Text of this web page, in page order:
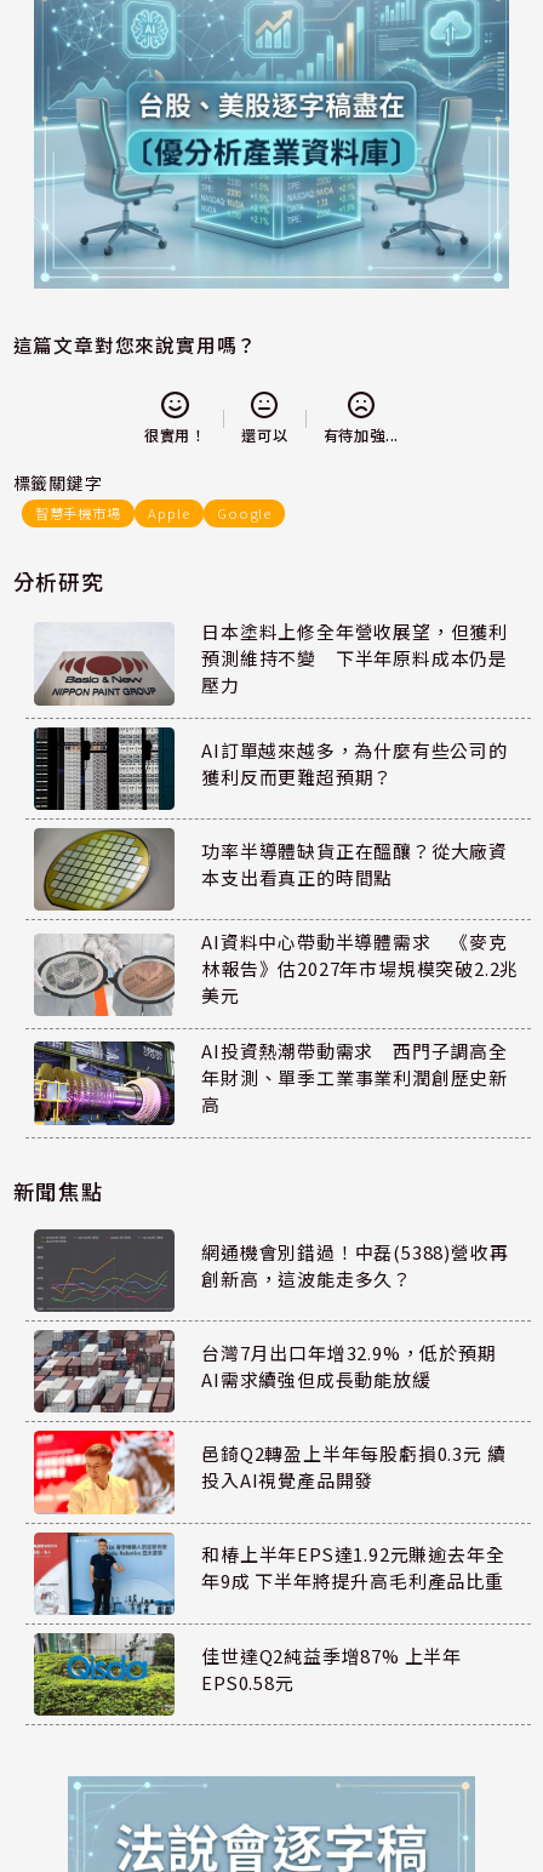
這篇文章對您來說實用嗎？
很實用！ 還可以 有待加強...
標籤關鍵字
智慧手機市場 Apple Google
分析研究
日本塗料上修全年營收展望，但獲利
預測維持不變 下半年原料成本仍是
壓力
AI訂單越來越多，為什麼有些公司的
獲利反而更難超預期？
功率半導體缺貨正在醞釀？從大廠資
本支出看真正的時間點
AI資料中心帶動半導體需求 《麥克
林報告》估2027年市場規模突破2.2兆
美元
AI投資熱潮帶動需求 西門子調高全
年財測、單季工業事業利潤創歷史新
高
新聞焦點
網通機會別錯過！中磊(5388)營收再
創新高，這波能走多久？
台灣7月出口年增32.9%，低於預期
AI需求續強但成長動能放緩
邑錡Q2轉盈上半年每股虧損0.3元 續
投入AI視覺產品開發
和椿上半年EPS達1.92元賺逾去年全
年9成 下半年將提升高毛利產品比重
佳世達Q2純益季增87% 上半年
EPS0.58元